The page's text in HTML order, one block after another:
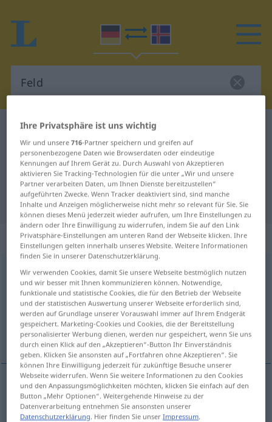
Deutsch-Isländisch Wörterbuch
Deutsch-Isländisch Übersetzung
für "Feld"
"Feld" Isländisch Übersetzung
„Feld“: Neutrum
Feldn
Übersicht aller Übersetzungen
(Für mehr Details die Übersetzung anklicken/antippen)
akur, vígvöllur
akurm Feld
Ihre Privatsphäre ist uns wichtig
Wir und unsere716-Partner speichern und greifen auf
personenbezogene Daten wie Browserdaten oder eindeutige
Kennungen auf Ihrem Gerät zu. Durch Auswahl von Akzeptieren
aktivieren Sie Tracking-Technologien für die unter „Wir und unsere
Partner verarbeiten Daten, um Ihnen Dienste bereitzustellen“
aufgeführten Zwecke. Wenn Tracker deaktiviert sind, sind manche
Inhalte und Anzeigen möglicherweise nicht mehr so relevant für Sie. Sie
können dieses Menü jederzeit wieder aufrufen, um Ihre Einstellungen zu
ändern oder Ihre Einwilligung zu widerrufen, indem Sie auf den Link
Privatsphäre-Einstellungen am unteren Rand der Webseite klicken. Ihre
Einstellungen gelten innerhalb unseres Website. Weitere Informationen
finden Sie in unserer Datenschutzerklärung.
Wir verwenden Cookies, damit Sie unsere Webseite bestmöglich nutzen
und wir besser mit Ihnen kommunizieren können. Notwendige,
funktionale und statistische Cookies, die für den Betrieb der Webseite
und der statistischen Auswertung unserer Webseite erforderlich sind,
werden auf Grundlage unserer Vorauswahl immer auf Ihrem Endgerät
gespeichert. Marketing-Cookies und Cookies, die der Bereitstellung
personalisierter Werbung dienen, werden nur gespeichert, wenn Sie uns
durch einen Klick auf den „Akzeptieren“-Button Ihr Einverständnis
geben. Klicken Sie ansonsten auf „Fortfahren ohne Akzeptieren“. Sie
können Ihre Einwilligung jederzeit für zukünftige Besuche unserer
Webseite widerrufen. Wenn Sie weitere Informationen zu den Cookies
und den Anpassungsmöglichkeiten möchten, klicken Sie einfach auf den
Button „Mehr Optionen“. Weitergehende Hinweise zu der
Datenverarbeitung entnehmen Sie ansonsten unserer
Datenschutzerklärung. Hier finden Sie unserImpressum.